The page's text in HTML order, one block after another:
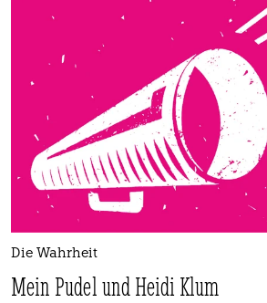
Die Wahrheit
Mein Pudel und Heidi Klum